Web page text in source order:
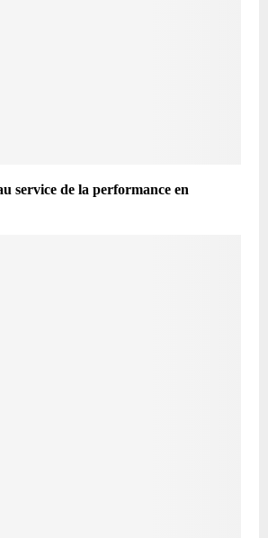
service de la performance en